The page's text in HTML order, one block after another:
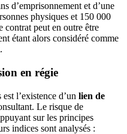
d’emprisonnement et d’une
physiques et 150 000
contrat peut en outre être
étant alors considéré comme
en régie
l’existence d’un lien de
Le risque de
sur les principes
indices sont analysés :